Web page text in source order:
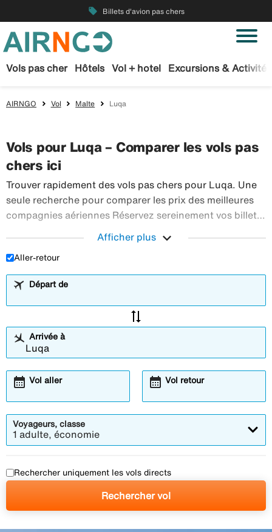
local_offer Billets d'avion pas chers
Vols pas cher Hôtels Vol + hotel Excursions & Activités
AIRNGO Vol Malte Luqa
Vols pour Luqa – Comparer les vols pas
chers ici
Trouver rapidement des vols pas chers pour Luqa. Une
seule recherche pour comparer les prix des meilleures
compagnies aériennes Réservez sereinement vos billets
voyages en avion à destination du monde entier.
Afficher plus expand_more
Aller-retour
Départ de
sync_alt
Arrivée à
Vol aller
calendar_month Vol retour
calendar_month
Voyageurs, classe
1 adulte, économie
Rechercher uniquement les vols directs
Rechercher vol